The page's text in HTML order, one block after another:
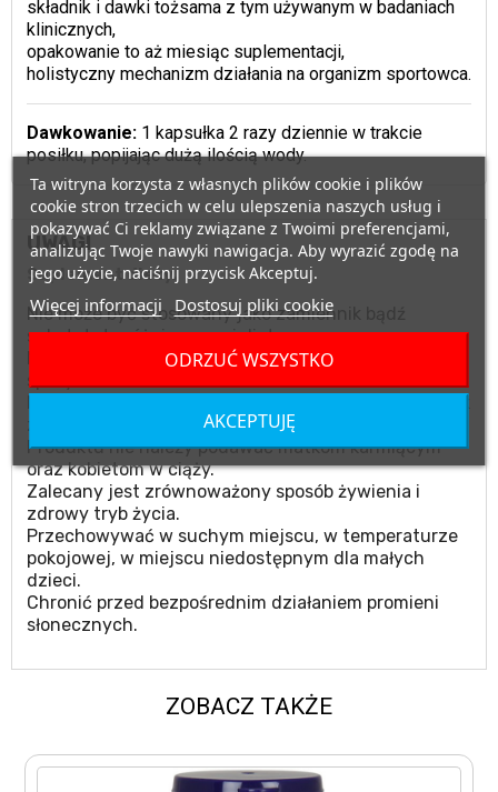
składnik i dawki tożsama z tym używanym w badaniach
klinicznych,
opakowanie to aż miesiąc suplementacji,
holistyczny mechanizm działania na organizm sportowca.
Dawkowanie: 1 kapsułka 2 razy dziennie w trakcie
posiłku, popijając dużą ilością wody.
UWAGI
Suplement diety.
Nie może być stosowany jako zamiennik bądź
substytut zróżnicowanej diety.
Nie należy przekraczać zalecanego dziennego
spożycia.
ze składników produktu.
Produktu nie należy podawać matkom karmiącym
oraz kobietom w ciąży.
Zalecany jest zrównoważony sposób żywienia i
zdrowy tryb życia.
Przechowywać w suchym miejscu, w temperaturze
pokojowej, w miejscu niedostępnym dla małych
dzieci.
Chronić przed bezpośrednim działaniem promieni
słonecznych.
ZOBACZ TAKŻE
Ta witryna korzysta z własnych plików cookie i plików
cookie stron trzecich w celu ulepszenia naszych usług i
pokazywać Ci reklamy związane z Twoimi preferencjami,
analizując Twoje nawyki nawigacja. Aby wyrazić zgodę na
jego użycie, naciśnij przycisk Akceptuj.
Więcej informacji Dostosuj pliki cookie
ODRZUĆ WSZYSTKO
AKCEPTUJĘ